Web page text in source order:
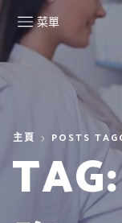
菜單
主頁 POSTS